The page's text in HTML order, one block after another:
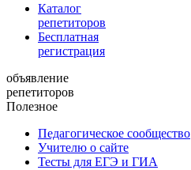
Каталог
репетиторов
Бесплатная
регистрация
объявление
репетиторов
Полезное
Педагогическое сообщество
Учителю о сайте
Тесты для ЕГЭ и ГИА